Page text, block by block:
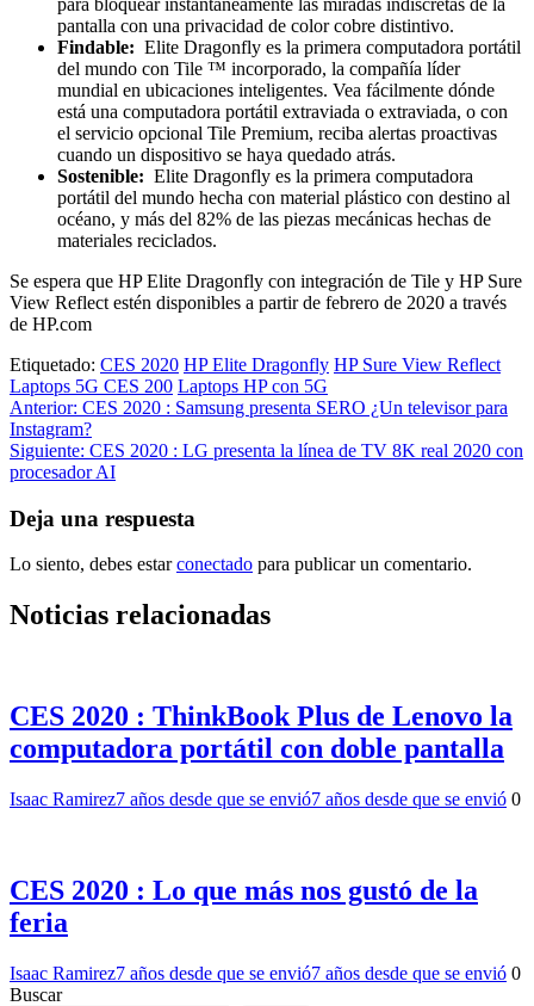
pantalla con una privacidad de color cobre distintivo.
Findable: Elite Dragonfly es la primera computadora portátil
del mundo con Tile ™ incorporado, la compañía líder
mundial en ubicaciones inteligentes. Vea fácilmente dónde
está una computadora portátil extraviada o extraviada, o con
el servicio opcional Tile Premium, reciba alertas proactivas
cuando un dispositivo se haya quedado atrás.
Sostenible: Elite Dragonfly es la primera computadora
portátil del mundo hecha con material plástico con destino al
océano, y más del 82% de las piezas mecánicas hechas de
materiales reciclados.
Se espera que HP Elite Dragonfly con integración de Tile y HP Sure
View Reflect estén disponibles a partir de febrero de 2020 a través
de HP.com
Etiquetado: CES 2020 HP Elite Dragonfly HP Sure View Reflect
Laptops 5G CES 200 Laptops HP con 5G
Navegación
de
entradas
Anterior: CES 2020 : Samsung presenta SERO ¿Un televisor para
Instagram?
Siguiente: CES 2020 : LG presenta la línea de TV 8K real 2020 con
procesador AI
Deja una respuesta
Lo siento, debes estarconectado para publicar un comentario.
Noticias relacionadas
CES 2020 : ThinkBook Plus de Lenovo la
computadora portátil con doble pantalla
Isaac Ramirez7 años desde que se envió7 años desde que se envió 0
CES 2020 : Lo que más nos gustó de la
feria
Isaac Ramirez7 años desde que se envió7 años desde que se envió 0
Buscar